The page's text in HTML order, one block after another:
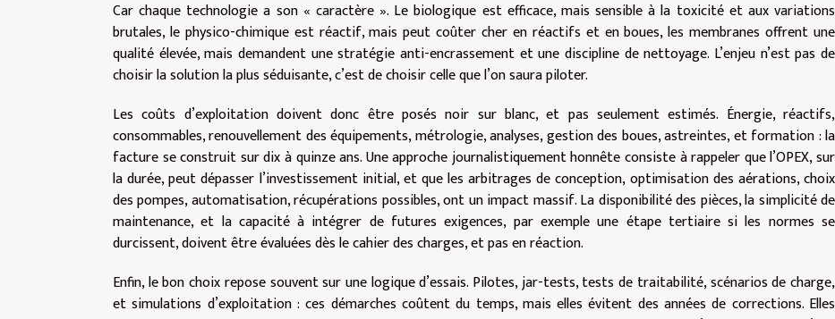
Car chaque technologie a son « caractère ». Le biologique est efficace, mais sensible à la toxicité et aux variations
brutales, le physico-chimique est réactif, mais peut coûter cher en réactifs et en boues, les membranes offrent une
qualité élevée, mais demandent une stratégie anti-encrassement et une discipline de nettoyage. L’enjeu n’est pas de
choisir la solution la plus séduisante, c’est de choisir celle que l’on saura piloter.
Les coûts d’exploitation doivent donc être posés noir sur blanc, et pas seulement estimés. Énergie, réactifs,
consommables, renouvellement des équipements, métrologie, analyses, gestion des boues, astreintes, et formation : la
facture se construit sur dix à quinze ans. Une approche journalistiquement honnête consiste à rappeler que l’OPEX, sur
la durée, peut dépasser l’investissement initial, et que les arbitrages de conception, optimisation des aérations, choix
des pompes, automatisation, récupérations possibles, ont un impact massif. La disponibilité des pièces, la simplicité de
maintenance, et la capacité à intégrer de futures exigences, par exemple une étape tertiaire si les normes se
durcissent, doivent être évaluées dès le cahier des charges, et pas en réaction.
Enfin, le bon choix repose souvent sur une logique d’essais. Pilotes, jar-tests, tests de traitabilité, scénarios de charge,
et simulations d’exploitation : ces démarches coûtent du temps, mais elles évitent des années de corrections. Elles